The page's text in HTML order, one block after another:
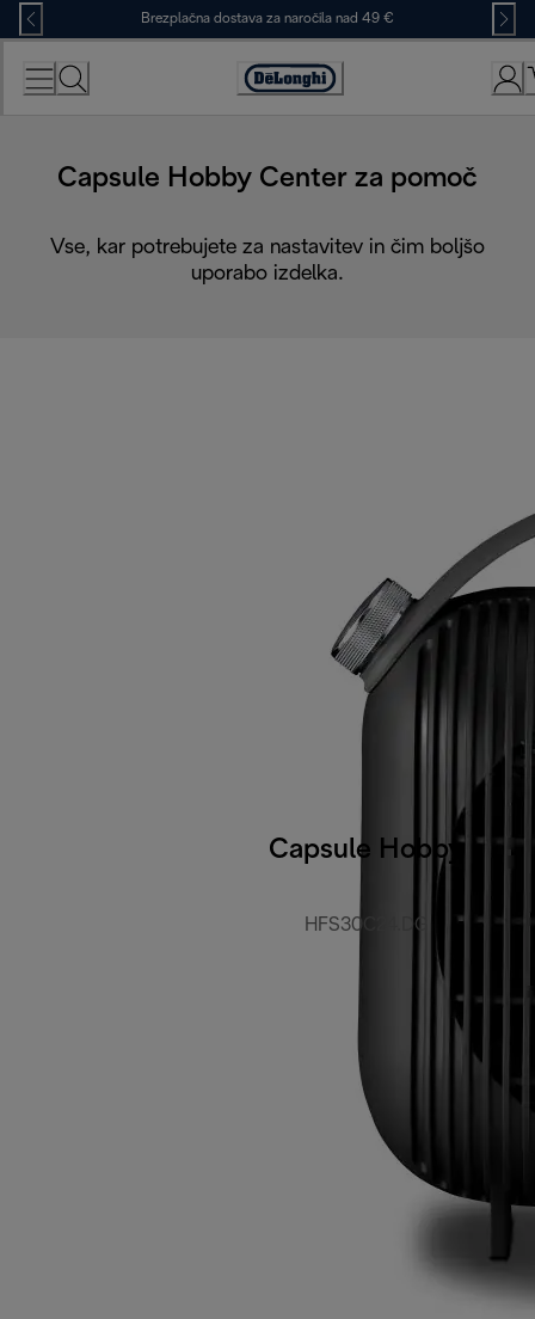
Skip
to
Content
Brezplačna dostava za naročila nad 49 €
Accessibility
Capsule Hobby Center za pomoč
Vse, kar potrebujete za nastavitev in čim boljšo
uporabo izdelka.
Capsule Hobby
HFS30C24.DG